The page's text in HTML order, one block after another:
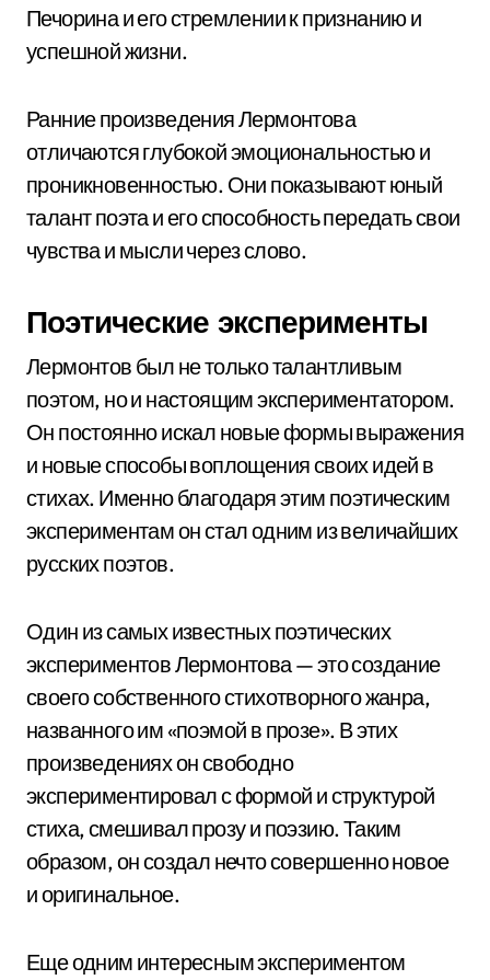
Печорина и его стремлении к признанию и
успешной жизни.
Ранние произведения Лермонтова
отличаются глубокой эмоциональностью и
проникновенностью. Они показывают юный
талант поэта и его способность передать свои
чувства и мысли через слово.
Поэтические эксперименты
Лермонтов был не только талантливым
поэтом, но и настоящим экспериментатором.
Он постоянно искал новые формы выражения
и новые способы воплощения своих идей в
стихах. Именно благодаря этим поэтическим
экспериментам он стал одним из величайших
русских поэтов.
Один из самых известных поэтических
экспериментов Лермонтова — это создание
своего собственного стихотворного жанра,
названного им «поэмой в прозе». В этих
произведениях он свободно
экспериментировал с формой и структурой
стиха, смешивал прозу и поэзию. Таким
образом, он создал нечто совершенно новое
и оригинальное.
Еще одним интересным экспериментом